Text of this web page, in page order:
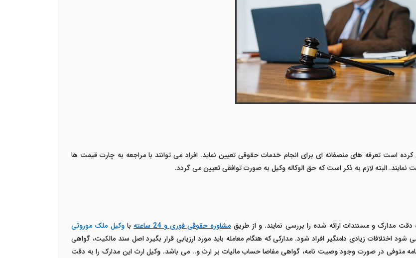
است تعرفه های منصفانه ای برای انجام خدمات حقوقی تعیین نماید. افراد می توانند با مراجعه به چارت قیمت ها
نمایند. البته لازم به ذکر است که حق الوکاله وکیل به صورت توافقی تعیین می گردد.
مدارک و مستندات ارائه شده را بررسی نمایند. و از طریقمشاوره حقوقی فوری و 24 ساعته باوکیل ملک موروثی
اختلافات زیادی دامنگیر افراد شود. مدارکی که هنگام معامله باید مورد ارزیابی قرار بگیرد اصل سند مالکیت، گواهی
متوفی در صورت وجود وصیت نامه، گواهی مفاصا حساب مالیات بر ارث و.. می باشد. وکیل ارث این مدارک را به دقت